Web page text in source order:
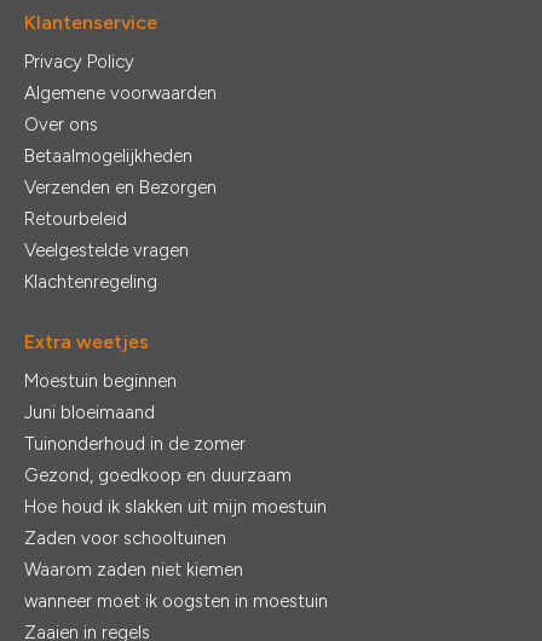
Klantenservice
Privacy Policy
Algemene voorwaarden
Over ons
Betaalmogelijkheden
Verzenden en Bezorgen
Retourbeleid
Veelgestelde vragen
Klachtenregeling
Extra weetjes
Moestuin beginnen
Juni bloeimaand
Tuinonderhoud in de zomer
Gezond, goedkoop en duurzaam
Hoe houd ik slakken uit mijn moestuin
Zaden voor schooltuinen
Waarom zaden niet kiemen
wanneer moet ik oogsten in moestuin
Zaaien in regels